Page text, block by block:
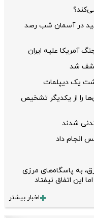
در آسمان شب رصد
آمریکا علیه ایران
کشف شد
یک دیپلمات
را از یکدیگر تشخیص
شدند
انجام داد
به پاسگاه‌های مرزی
این اتفاق نیفتاد
اخبار بیشتر